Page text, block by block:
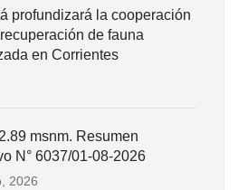
profundizará la cooperación
de fauna
en Corrientes
msnm. Resumen
N° 6037/01-08-2026
2026